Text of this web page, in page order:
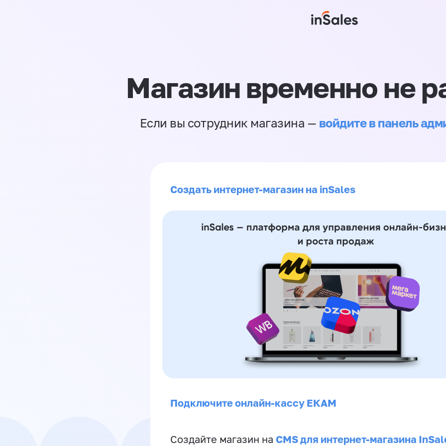
Магазин временно не
Если вы сотрудник магазина — войдите в панель
Создать интернет-магазин на inSales
Подключите онлайн-кассу ЕКАМ
Создайте магазин на CMS для интернет-магазина